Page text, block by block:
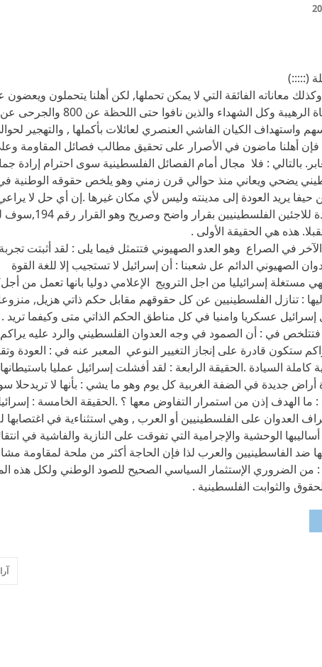
(:::::)
معاناته الفائقة التي لا يمكن تحملها, لكن أهلنا يتحملون ويعضون
واستهداف الكيان الفاشي العنصري لعائلات بأكملها , والتهجير
أهلنا ماضون في الأصرار على تحقيق مطالب فصائل المقاومة
بالتالي : فلا مجال أمام الفصائل الفلسطينية سوى احترام إرادة
يضحي ويعاني منذ حوالي قرن زمني وهو يلخص حقوقه الوطنية
حيفا يريد العودة إلى مدينته وليس لأي مكان غيرها .إن أي حل لا
العودة التي كفلته الأمم المتحدة للاجئين الفلسطينيين بقرار واضح
هذه هي الحقيقة الأولى .
في الصراع وهو العدو الصهيوني فتتمثل فيما يلى : لقد أثبتت تجربة
الصهيوني الدائم عل شعبنا : أن إسرائيل لا تستجيب إلا للغة القوة
مستغلة إسرائيليا من اجل الترويج الإعلامي دوليا بانها تعمل من
: تنازل الفلسطينيين عن كل حقوقهم مقابل حكم ذاتي هزيل,
عسكريا وامنيا في كل مناطق الحكم الذاتي متى وكيفما تريد
فتتلخص في : أن الصمود في وجه العدوان الفلسطيني والرد عليه يراكم
ستكون قادرة على إنجاز التغيير النوعي المعبر عنه في : العودة
كاملة السيادة .الحقيقة الرابعة : لقد أفشلت إسرائيل عمليا باستيطانها
أراض جديدة في الضفة الغربية كل يوم وهو ما يشي : بأنها لا تريدحلا
: ما الهدف إذن من استمرار التفاوض معها ؟ .الحقيقة الخامسة :
العدوان على الفلسطينيين أو العرب , وهي استثناءية في اغتصابها
الوحشية والإجرامية التي تفوقت على النازية والفاشية في
ضد الفاسطينيين والعرب لذا فإن الحاجة أكثر من ملحة لمقاومة
: من الضروري الإستثمار السياسي الصحيح للصود الوطني ولكل هذه
والثوابت الفلسطينية .